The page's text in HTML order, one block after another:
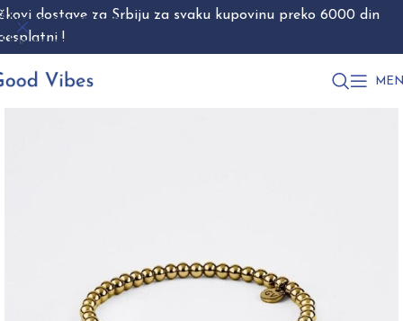
Skip to navigation
Skip to main content
dostave za Srbiju za svaku kupovinu preko 6000 din
!